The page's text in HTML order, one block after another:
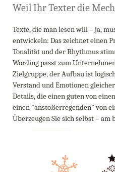
Weil Ihr Texter die
Texte, die man lesen will – ja,
entwickeln: Das zeichnet einen
Tonalität und der Rhythmus
Wording passt zum
Zielgruppe, der Aufbau ist
Verstand und Emotionen
Details, die einen guten von
einen "anstoßerregenden" von
Überzeugen Sie sich selbst – am